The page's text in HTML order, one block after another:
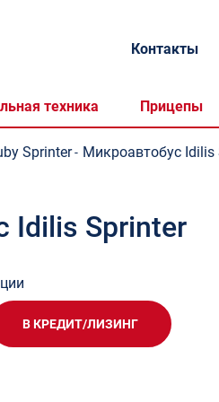
техника Прицепы
Контакты
Sprinter- Микроавтобус Idilis
Idilis Sprinter
В КРЕДИТ/ЛИЗИНГ